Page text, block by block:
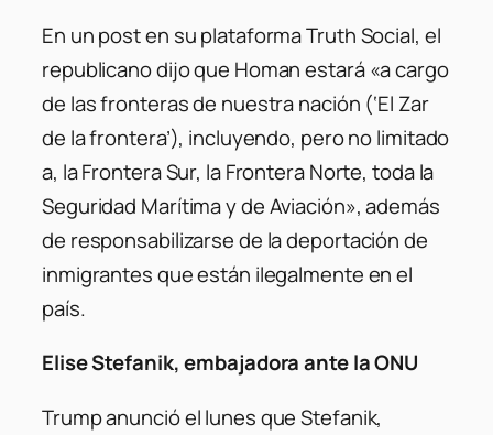
En un post en su plataforma Truth Social, el
republicano dijo que Homan estará «a cargo
de las fronteras de nuestra nación (‘El Zar
de la frontera’), incluyendo, pero no limitado
a, la Frontera Sur, la Frontera Norte, toda la
Seguridad Marítima y de Aviación», además
de responsabilizarse de la deportación de
inmigrantes que están ilegalmente en el
país.
Elise Stefanik, embajadora ante la ONU
Trump anunció el lunes que Stefanik,